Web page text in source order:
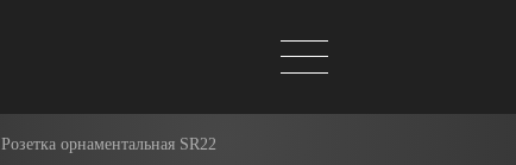
Розетка орнаментальная SR22